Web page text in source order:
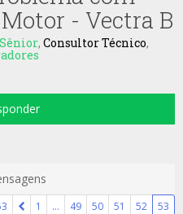
- Vectra B
, Consultor Técnico,
1 … 49 50 51 52 53